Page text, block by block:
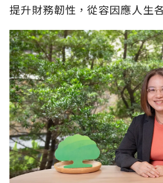
提升財務韌性，從容因應人生